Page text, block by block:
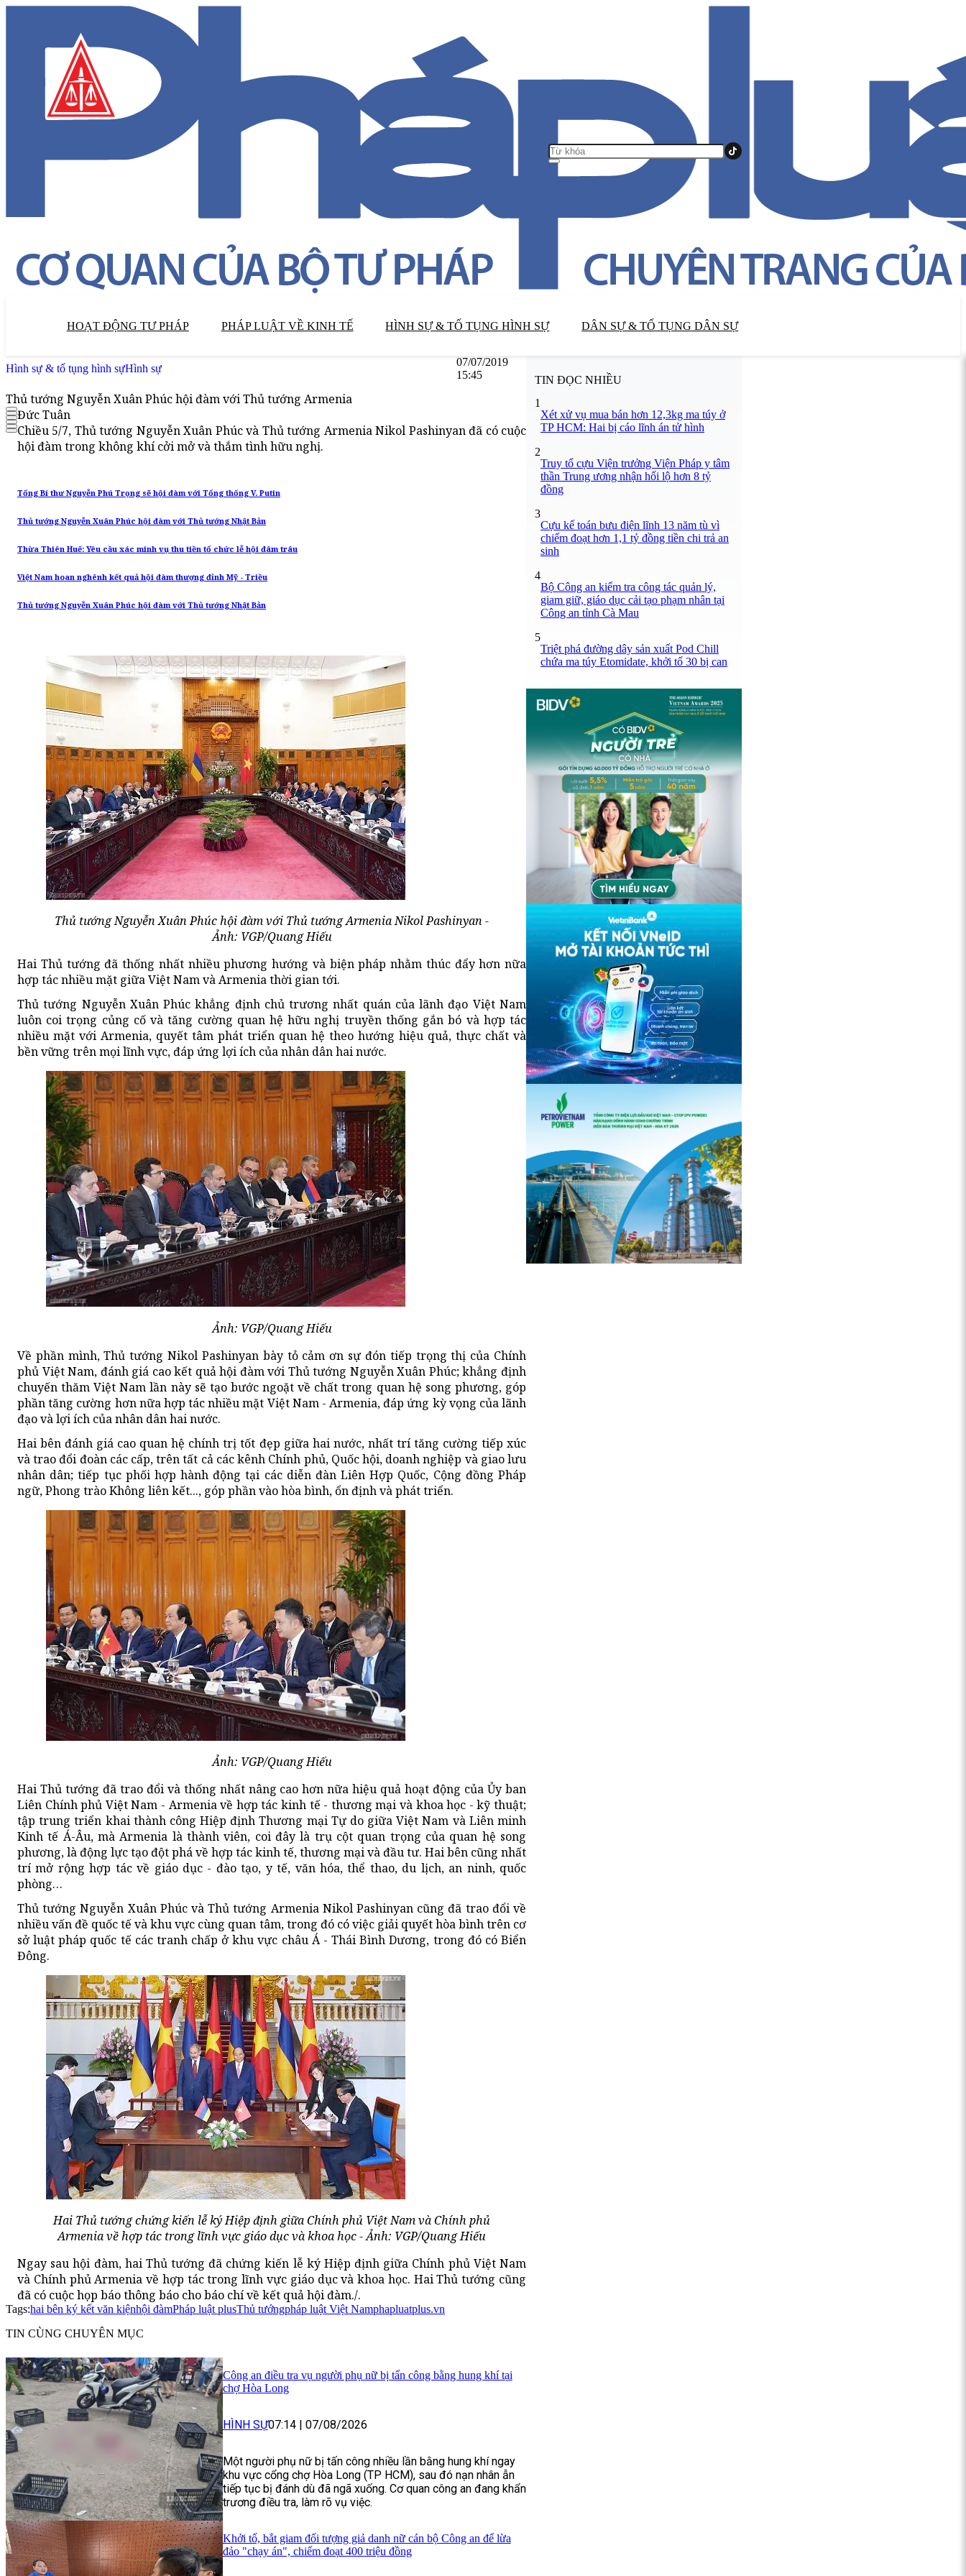
HOẠT ĐỘNG TƯ PHÁP PHÁP LUẬT VỀ KINH TẾ HÌNH SỰ & TỐ TỤNG HÌNH SỰ DÂN SỰ & TỐ TỤNG DÂN SỰ
Hình sự & tố tụng hình sựHình sự
07/07/2019
15:45
Thủ tướng Nguyễn Xuân Phúc hội đàm với Thủ tướng Armenia
Đức Tuân
Chiều 5/7, Thủ tướng Nguyễn Xuân Phúc và Thủ tướng Armenia Nikol Pashinyan đã có cuộc
hội đàm trong không khí cởi mở và thắm tình hữu nghị.
Tổng Bí thư Nguyễn Phú Trọng sẽ hội đàm với Tổng thống V. Putin
Thủ tướng Nguyễn Xuân Phúc hội đàm với Thủ tướng Nhật Bản
Thừa Thiên Huế: Yêu cầu xác minh vụ thu tiền tổ chức lễ hội đâm trâu
Việt Nam hoan nghênh kết quả hội đàm thượng đỉnh Mỹ - Triều
Thủ tướng Nguyễn Xuân Phúc hội đàm với Thủ tướng Nhật Bản
Thủ tướng Nguyễn Xuân Phúc hội đàm với Thủ tướng Armenia Nikol Pashinyan -
Ảnh: VGP/Quang Hiếu
Hai Thủ tướng đã thống nhất nhiều phương hướng và biện pháp nhằm thúc đẩy hơn nữa
hợp tác nhiều mặt giữa Việt Nam và Armenia thời gian tới.
Thủ tướng Nguyễn Xuân Phúc khẳng định chủ trương nhất quán của lãnh đạo Việt Nam
luôn coi trọng củng cố và tăng cường quan hệ hữu nghị truyền thống gắn bó và hợp tác
nhiều mặt với Armenia, quyết tâm phát triển quan hệ theo hướng hiệu quả, thực chất và
bền vững trên mọi lĩnh vực, đáp ứng lợi ích của nhân dân hai nước.
Ảnh: VGP/Quang Hiếu
Về phần mình, Thủ tướng Nikol Pashinyan bày tỏ cảm ơn sự đón tiếp trọng thị của Chính
phủ Việt Nam, đánh giá cao kết quả hội đàm với Thủ tướng Nguyễn Xuân Phúc; khẳng định
chuyến thăm Việt Nam lần này sẽ tạo bước ngoặt về chất trong quan hệ song phương, góp
phần tăng cường hơn nữa hợp tác nhiều mặt Việt Nam - Armenia, đáp ứng kỳ vọng của lãnh
đạo và lợi ích của nhân dân hai nước.
Hai bên đánh giá cao quan hệ chính trị tốt đẹp giữa hai nước, nhất trí tăng cường tiếp xúc
và trao đổi đoàn các cấp, trên tất cả các kênh Chính phủ, Quốc hội, doanh nghiệp và giao lưu
nhân dân; tiếp tục phối hợp hành động tại các diễn đàn Liên Hợp Quốc, Cộng đồng Pháp
ngữ, Phong trào Không liên kết..., góp phần vào hòa bình, ổn định và phát triển.
Ảnh: VGP/Quang Hiếu
Hai Thủ tướng đã trao đổi và thống nhất nâng cao hơn nữa hiệu quả hoạt động của Ủy ban
Liên Chính phủ Việt Nam - Armenia về hợp tác kinh tế - thương mại và khoa học - kỹ thuật;
tập trung triển khai thành công Hiệp định Thương mại Tự do giữa Việt Nam và Liên minh
Kinh tế Á-Âu, mà Armenia là thành viên, coi đây là trụ cột quan trọng của quan hệ song
phương, là động lực tạo đột phá về hợp tác kinh tế, thương mại và đầu tư. Hai bên cũng nhất
trí mở rộng hợp tác về giáo dục - đào tạo, y tế, văn hóa, thể thao, du lịch, an ninh, quốc
phòng…
Thủ tướng Nguyễn Xuân Phúc và Thủ tướng Armenia Nikol Pashinyan cũng đã trao đổi về
nhiều vấn đề quốc tế và khu vực cùng quan tâm, trong đó có việc giải quyết hòa bình trên cơ
sở luật pháp quốc tế các tranh chấp ở khu vực châu Á - Thái Bình Dương, trong đó có Biển
Đông.
Hai Thủ tướng chứng kiến lễ ký Hiệp định giữa Chính phủ Việt Nam và Chính phủ
Armenia về hợp tác trong lĩnh vực giáo dục và khoa học - Ảnh: VGP/Quang Hiếu
Ngay sau hội đàm, hai Thủ tướng đã chứng kiến lễ ký Hiệp định giữa Chính phủ Việt Nam
và Chính phủ Armenia về hợp tác trong lĩnh vực giáo dục và khoa học. Hai Thủ tướng cũng
đã có cuộc họp báo thông báo cho báo chí về kết quả hội đàm./.
Tags:hai bên ký kết văn kiệnhội đàmPháp luật plusThủ tướngpháp luật Việt Namphapluatplus.vn
TIN CÙNG CHUYÊN MỤC
Công an điều tra vụ người phụ nữ bị tấn công bằng hung khí tại
chợ Hòa Long
HÌNH SỰ07:14 | 07/08/2026
Một người phụ nữ bị tấn công nhiều lần bằng hung khí ngay
khu vực cổng chợ Hòa Long (TP HCM), sau đó nạn nhân ẫn
tiếp tục bị đánh dù đã ngã xuống. Cơ quan công an đang khẩn
trương điều tra, làm rõ vụ việc.
Khởi tố, bắt giam đối tượng giả danh nữ cán bộ Công an để lừa
đảo "chạy án", chiếm đoạt 400 triệu đồng
TIN ĐỌC NHIỀU
1
Xét xử vụ mua bán hơn 12,3kg ma túy ở
TP HCM: Hai bị cáo lĩnh án tử hình
2
Truy tố cựu Viện trưởng Viện Pháp y tâm
thần Trung ương nhận hối lộ hơn 8 tỷ
đồng
3
Cựu kế toán bưu điện lĩnh 13 năm tù vì
chiếm đoạt hơn 1,1 tỷ đồng tiền chi trả an
sinh
4
Bộ Công an kiểm tra công tác quản lý,
giam giữ, giáo dục cải tạo phạm nhân tại
Công an tỉnh Cà Mau
5
Triệt phá đường dây sản xuất Pod Chill
chứa ma túy Etomidate, khởi tố 30 bị can